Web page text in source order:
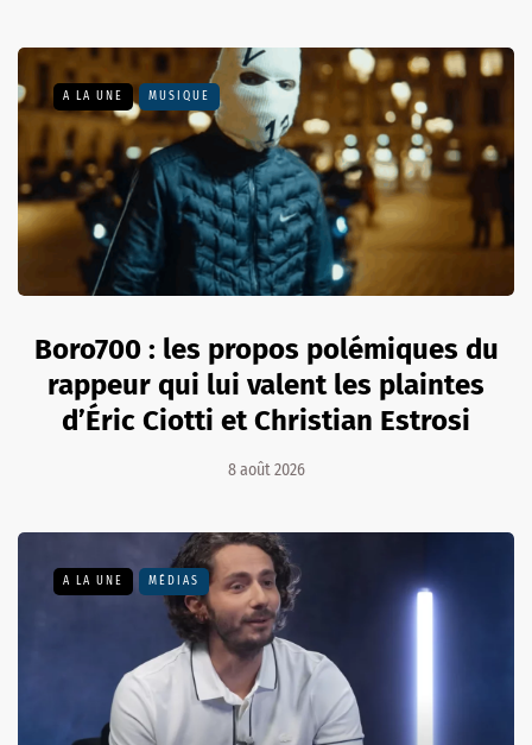
A LA UNE MUSIQUE
Boro700 : les propos polémiques du
rappeur qui lui valent les plaintes
d’Éric Ciotti et Christian Estrosi
8 août 2026
A LA UNE MÉDIAS